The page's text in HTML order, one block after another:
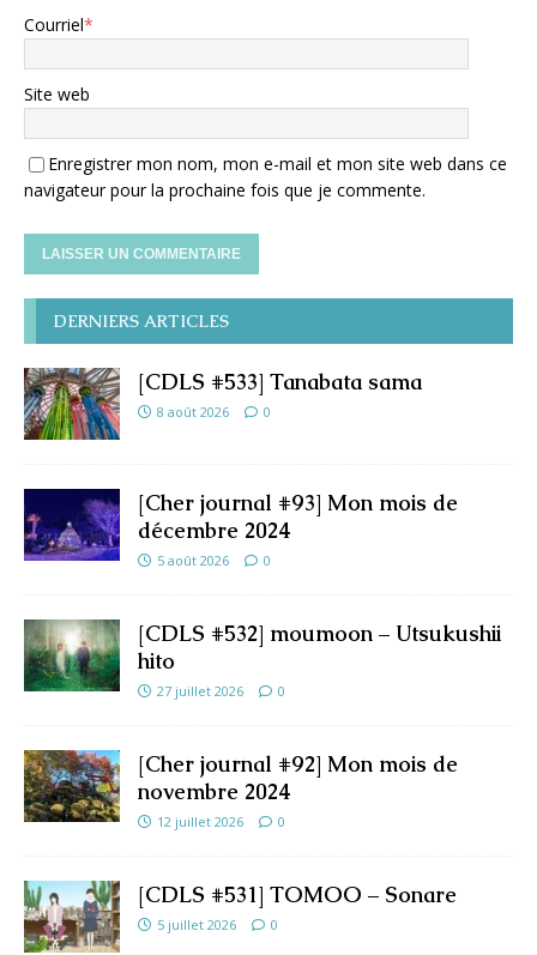
Courriel*
Site web
Enregistrer mon nom, mon e-mail et mon site web dans ce
navigateur pour la prochaine fois que je commente.
DERNIERS ARTICLES
[CDLS #533] Tanabata sama
8 août 2026 0
[Cher journal #93] Mon mois de
décembre 2024
5 août 2026 0
[CDLS #532] moumoon – Utsukushii
hito
27 juillet 2026 0
[Cher journal #92] Mon mois de
novembre 2024
12 juillet 2026 0
[CDLS #531] TOMOO – Sonare
5 juillet 2026 0